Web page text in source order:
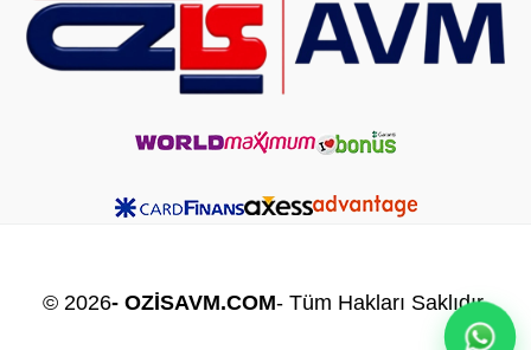
© 2026- OZİSAVM.COM- Tüm Hakları Saklıdır.